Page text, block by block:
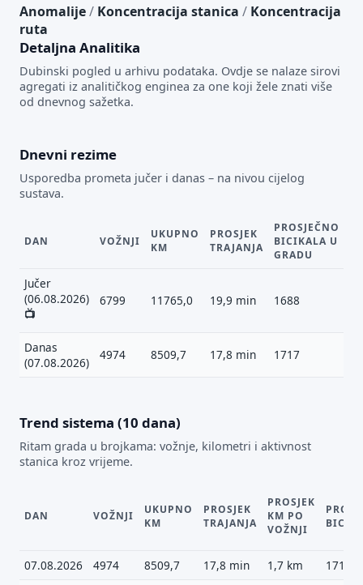
Anomalije/ Koncentracija stanica / Koncentracija
ruta
Detaljna Analitika
Dubinski pogled u arhivu podataka. Ovdje se nalaze sirovi
agregati iz analitičkog enginea za one koji žele znati više
od dnevnog sažetka.
Dnevni rezime
Usporedba prometa jučer i danas – na nivou cijelog
sustava.
DAN VOŽNJI
UKUPNO
KM
PROSJEK
TRAJANJA
PROSJEČNO
BICIKALA U
GRADU
Jučer
(06.08.2026)
📺
6799 11765,0 19,9 min 1688
Danas
(07.08.2026)
4974 8509,7 17,8 min 1717
Trend sistema (10 dana)
Ritam grada u brojkama: vožnje, kilometri i aktivnost
stanica kroz vrijeme.
DAN VOŽNJI
UKUPNO
KM
PROSJEK
TRAJANJA
PROSJEK
KM PO
VOŽNJI
07.08.2026 4974 8509,7 17,8 min 1,7 km
1717